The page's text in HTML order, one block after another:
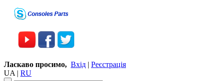
Ласкаво просимо, Вхід | Реєстрація
UA | RU